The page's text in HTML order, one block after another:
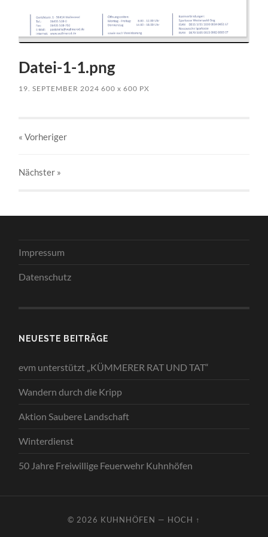
Datei-1-1.png
19. SEPTEMBER 2024 600x 600 PX
« Vorheriger
Nächster »
Impressum
Datenschutz
NEUESTE BEITRÄGE
evm unterstützt „KÜMMERER RAT UND TAT“
Wandern durch die Kripp
Aktion Saubere Landschaft
Winterdienst
50 Jahre Freiwillige Feuerwehr Kuhnhöfen
© 2026 KUHNHÖFEN — HOCH ↑